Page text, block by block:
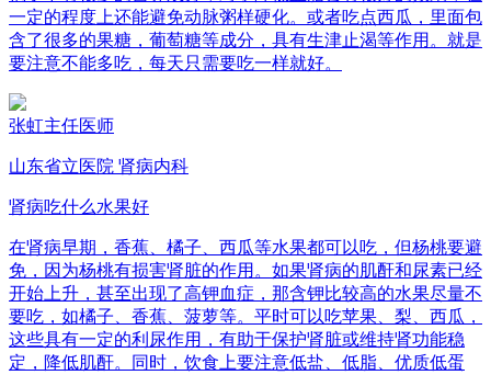
一定的程度上还能避免动脉粥样硬化。或者吃点西瓜，里面包
含了很多的果糖，葡萄糖等成分，具有生津止渴等作用。就是
要注意不能多吃，每天只需要吃一样就好。
张虹主任医师
山东省立医院 肾病内科
肾病吃什么水果好
在肾病早期，香蕉、橘子、西瓜等水果都可以吃，但杨桃要避
免，因为杨桃有损害肾脏的作用。如果肾病的肌酐和尿素已经
开始上升，甚至出现了高钾血症，那含钾比较高的水果尽量不
要吃，如橘子、香蕉、菠萝等。平时可以吃苹果、梨、西瓜，
这些具有一定的利尿作用，有助于保护肾脏或维持肾功能稳
定，降低肌酐。同时，饮食上要注意低盐、低脂、优质低蛋